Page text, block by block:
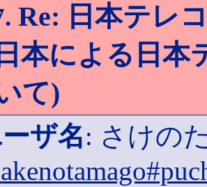
Re: 日本テレ
本による日本
て)
ザ名: さけの